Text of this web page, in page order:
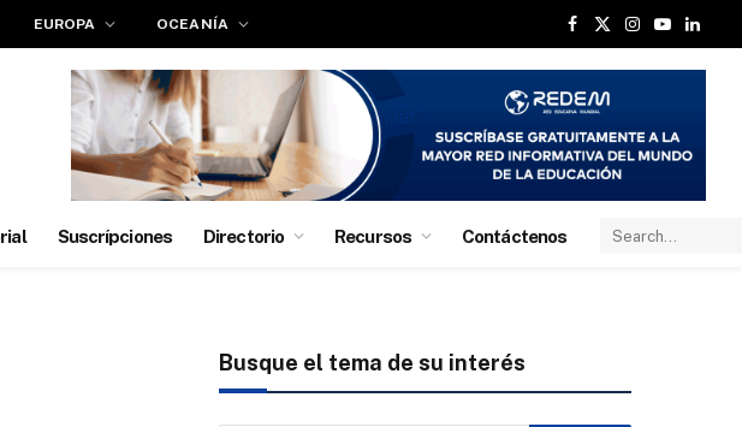
EUROPA OCEANÍA
Facebook
X
Instagram
YouTube
Suscrípciones Directorio Recursos Contáctenos
Busque el tema de su interés